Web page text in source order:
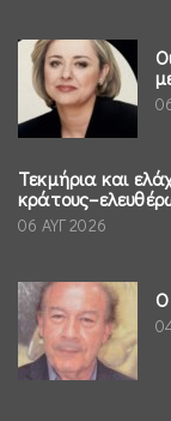
Τεκμήρια και
06 ΑΥΓ 2026